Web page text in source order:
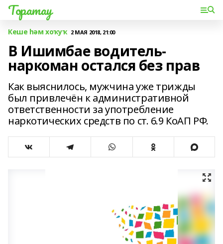
Торатау
Кеше һәм хоҡуҡ 2 МАЯ 2018, 21:00
В Ишимбае водитель-
наркоман остался без прав
Как выяснилось, мужчина уже трижды
был привлечён к административной
ответственности за употребление
наркотических средств по ст. 6.9 КоАП РФ.